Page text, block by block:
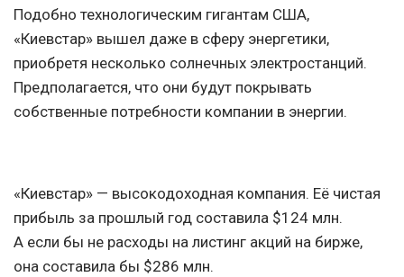
Подобно технологическим гигантам США,
«Киевстар» вышел даже в сферу энергетики,
приобретя несколько солнечных электростанций.
Предполагается, что они будут покрывать
собственные потребности компании в энергии.
«Киевстар» — высокодоходная компания. Её чистая
прибыль за прошлый год составила $124 млн.
А если бы не расходы на листинг акций на бирже,
она составила бы $286 млн.